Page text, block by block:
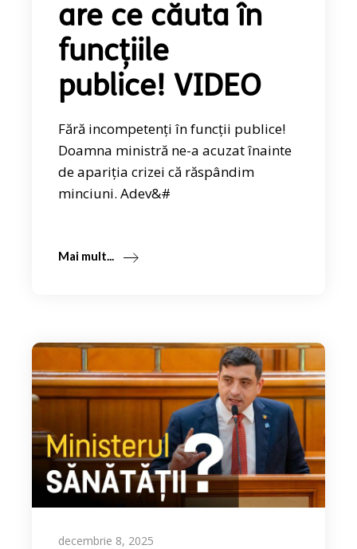
are ce căuta în
funcțiile
publice! VIDEO
Fără incompetenți în funcții publice!
Doamna ministră ne-a acuzat înainte
de apariția crizei că răspândim
minciuni. Adev&#
Mai mult...
decembrie 8, 2025